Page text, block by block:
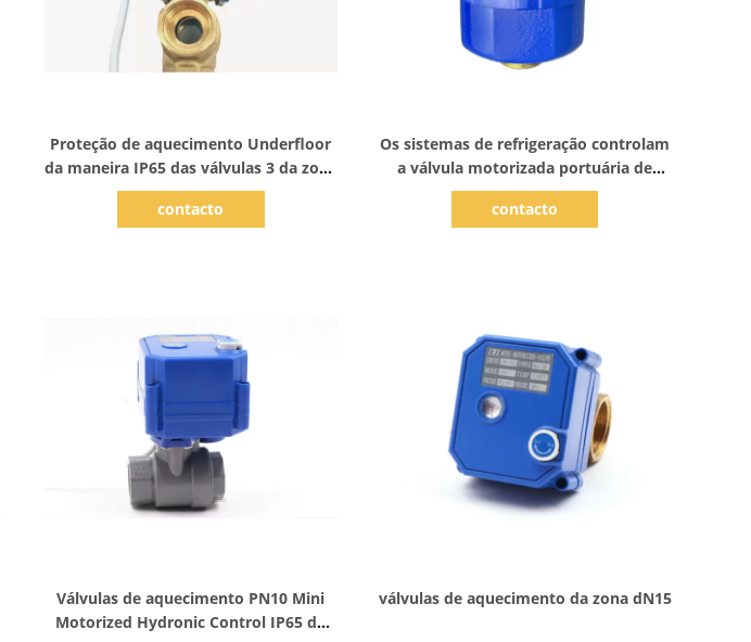
Proteção de aquecimento Underfloor
da maneira IP65 das válvulas 3 da zona
inteligente dos sistemas de
aquecimento
contacto
Os sistemas de refrigeração controlam
a válvula motorizada portuária de
aquecimento das válvulas DC12V da
zona DN40 3 elétricos
contacto
Válvulas de aquecimento PN10 Mini
Motorized Hydronic Control IP65 da
válvulas de aquecimento da zona dN15